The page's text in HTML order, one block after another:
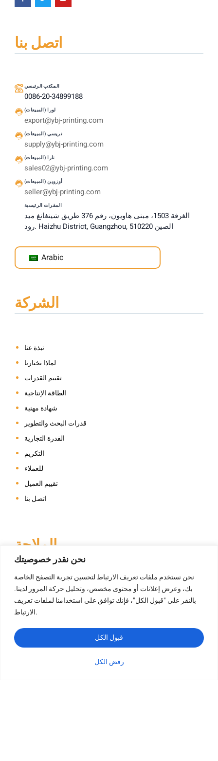
نحن نقدر خصوصيتك
نحن نستخدم ملفات تعريف الارتباط لتحسين تجربة التصفح الخاصة
بك، وعرض إعلانات أو محتوى مخصص، وتحليل حركة المرور لدينا.
بالنقر على "قبول الكل"، فإنك توافق على استخدامنا لملفات تعريف
الارتباط.
رفض الكل
قبول الكل
اتصل بنا
المكتب الرئيسي
0086-20-34899188
لورا (المبيعات)
export@ybj-printing.com
تريسي (المبيعات)
supply@ybj-printing.com
تارا (المبيعات)
sales02@ybj-printing.com
أوزوين (المبيعات)
seller@ybj-printing.com
المقرات الرئيسية
الغرفة 1503، مبنى هاويون، رقم 376 طريق شينغانغ ميد
رود. Haizhu District, Guangzhou, الصين 510220
Arabic
الشركة
نبذة عنا
لماذا تختارنا
تقييم القدرات
الطاقة الإنتاجية
شهادة مهنية
قدرات البحث والتطوير
القدرة التجارية
التكريم
للعملاء
تقييم العميل
اتصل بنا
الملاحة
طباعة الكتب
طباعة الكتب ذات الغلاف المقوى
طباعة الكتب بغلاف ورقي ورقي الورق
طباعة الكتاب اللوحي